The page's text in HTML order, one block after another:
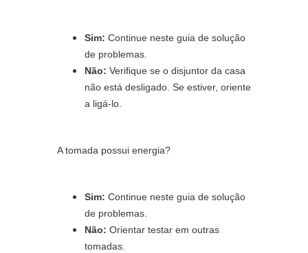
Sim: Continue neste guia de solução
de problemas.
Não: Verifique se o disjuntor da casa
não está desligado. Se estiver, oriente
a ligá-lo.
A tomada possui energia?
Sim: Continue neste guia de solução
de problemas.
Não: Orientar testar em outras
tomadas.